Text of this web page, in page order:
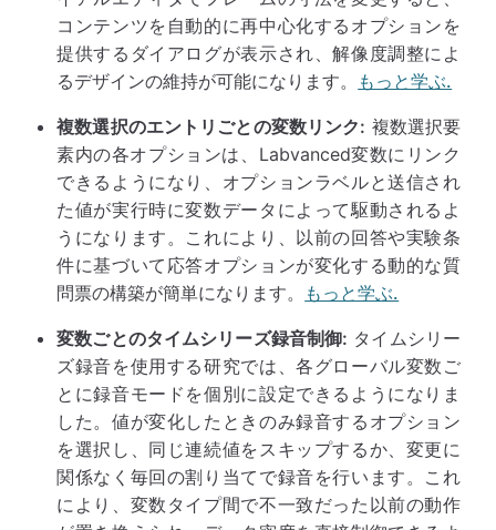
コンテンツを自動的に再中心化するオプションを
提供するダイアログが表示され、解像度調整によ
るデザインの維持が可能になります。
もっと学ぶ.
複数選択のエントリごとの変数リンク: 複数選択要
素内の各オプションは、Labvanced変数にリンク
できるようになり、オプションラベルと送信され
た値が実行時に変数データによって駆動されるよ
うになります。これにより、以前の回答や実験条
件に基づいて応答オプションが変化する動的な質
問票の構築が簡単になります。
もっと学ぶ.
変数ごとのタイムシリーズ録音制御: タイムシリー
ズ録音を使用する研究では、各グローバル変数ご
とに録音モードを個別に設定できるようになりま
した。値が変化したときのみ録音するオプション
を選択し、同じ連続値をスキップするか、変更に
関係なく毎回の割り当てで録音を行います。これ
により、変数タイプ間で不一致だった以前の動作